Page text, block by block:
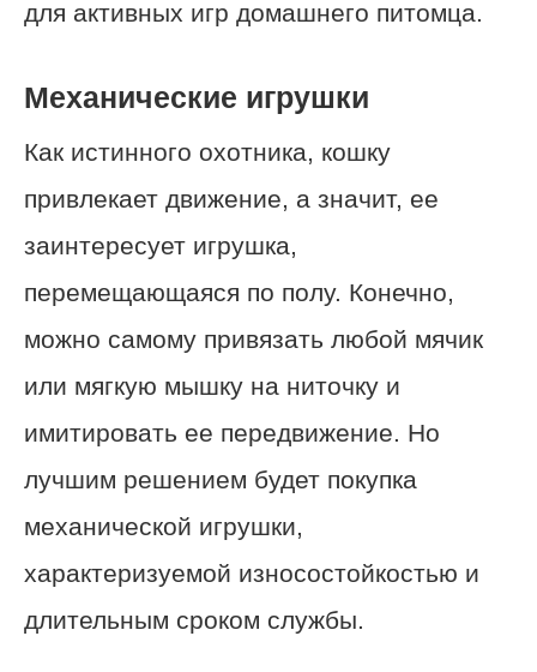
для активных игр домашнего питомца.
Механические игрушки
Как истинного охотника, кошку
привлекает движение, а значит, ее
заинтересует игрушка,
перемещающаяся по полу. Конечно,
можно самому привязать любой мячик
или мягкую мышку на ниточку и
имитировать ее передвижение. Но
лучшим решением будет покупка
механической игрушки,
характеризуемой износостойкостью и
длительным сроком службы.